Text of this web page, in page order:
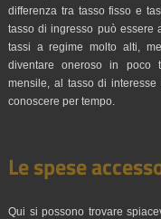
differenza tra tasso fisso e
tasso di ingresso può essere
tassi a regime molto alti,
diventare oneroso in poco
mensile, al tasso di
conoscere per tempo.
Le spese
Qui si possono trovare